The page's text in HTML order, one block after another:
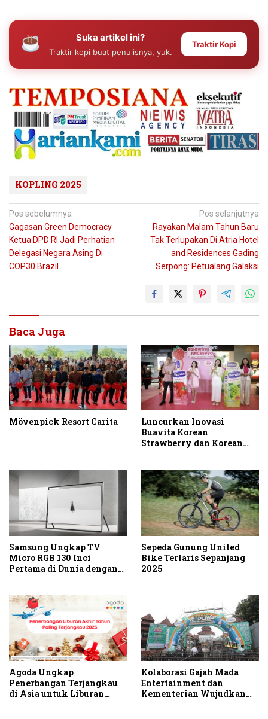
Suka artikel ini?
Traktir kopi buat penulisnya, yuk.
Traktir Kopi
KOPLING 2025
Navigasi
pos
Pos sebelumnya
Gagasan Green Democracy
Ketua DPD RI Jadi Perhatian
Delegasi Negara Asing Di
COP30 Brazil
Pos selanjutnya
Rayakan Malam Tahun Baru
Tak Terlupakan Di Atria Hotel
and Residences Gading
Serpong: Petualang Galaksi
Baca Juga
Mövenpick Resort Carita
Luncurkan Inovasi
Buavita Korean
Strawberry dan Korean
Padel Pertama di Dalam
Mall
Samsung Ungkap TV
Micro RGB 130 Inci
Pertama di Dunia dengan
Sepeda Gunung United
Bike Terlaris Sepanjang
2025
Agoda Ungkap
Penerbangan Terjangkau
di Asia untuk Liburan
Kolaborasi Gajah Mada
Entertainment dan
Kementerian Wujudkan